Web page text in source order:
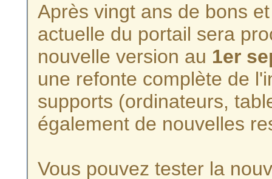
Après vingt ans de bons
actuelle du portail sera
nouvelle version au 1er
une refonte complète de
supports (ordinateurs,
également de nouvelles
Vous pouvez tester la